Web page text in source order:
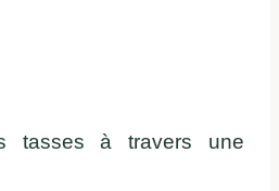
tasses à travers une